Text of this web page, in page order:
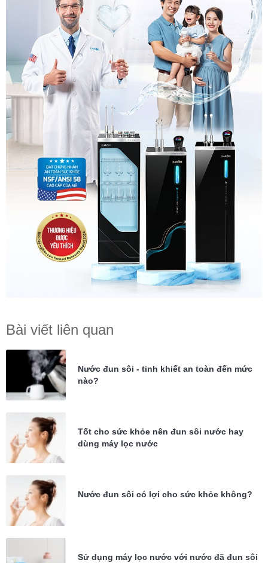
Bài viết liên quan
Nước đun sôi - tinh khiết an toàn đến mức
nào?
Tốt cho sức khỏe nên đun sôi nước hay
dùng máy lọc nước
Nước đun sôi có lợi cho sức khỏe không?
Sử dụng máy lọc nước với nước đã đun sôi